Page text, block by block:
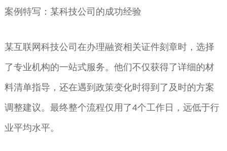
案例特写：某科技公司的成功经验
某互联网科技公司在办理融资相关证件刻章时，选择
了专业机构的一站式服务。他们不仅获得了详细的材
料清单指导，还在遇到政策变化时得到了及时的方案
调整建议。最终整个流程仅用了4个工作日，远低于行
业平均水平。